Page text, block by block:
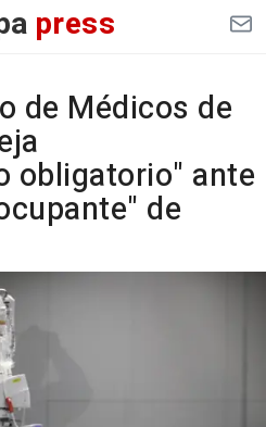
press
de Médicos de
obligatorio" ante
de